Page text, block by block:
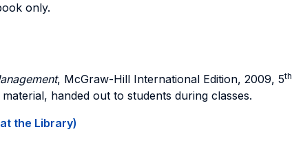
only.
, McGraw-Hill International Edition, 2009, 5th
handed out to students during classes.
the Library)